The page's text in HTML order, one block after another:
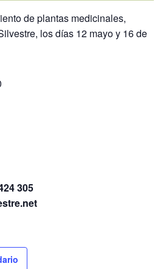
de plantas medicinales,
los días 12 mayo y 16 de
305